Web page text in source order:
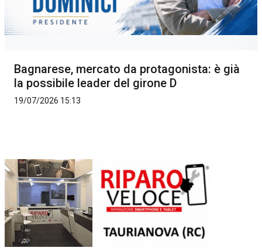
Bagnarese, mercato da protagonista: è già
la possibile leader del girone D
19/07/2026 15:13